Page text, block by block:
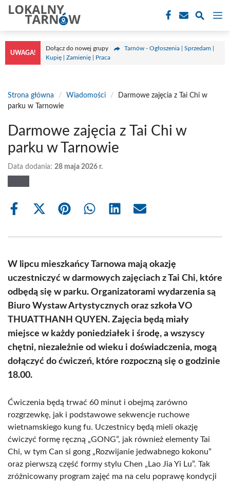
Przejdź
treści
UWAGA!
Dołącz do nowej grupy
Tarnów - Ogłoszenia | Sprzedam |
Kupię | Zamienię | Praca
Strona główna / Wiadomości /
Darmowe zajęcia z Tai Chi w
parku w Tarnowie
Darmowe zajęcia z Tai Chi w
parku w Tarnowie
Data dodania: 28 maja 2026 r.
Share
Share
(Twitter)
Share Share Share Share
W lipcu mieszkańcy Tarnowa mają okazję
uczestniczyć w darmowych zajęciach z Tai Chi, które
odbędą się w parku. Organizatorami wydarzenia są
Biuro Wystaw Artystycznych oraz szkoła VO
THUATTHANH QUYEN. Zajęcia będą miały
miejsce w każdy poniedziałek i środę, a wszyscy
chętni, niezależnie od wieku i doświadczenia, mogą
dołączyć do ćwiczeń, które rozpoczną się o godzinie
18.00.
Ćwiczenia będą trwać 60 minut i obejmą zarówno
rozgrzewkę, jak i podstawowe sekwencje ruchowe
wietnamskiego kung fu. Uczestnicy będą mieli okazję
ćwiczyć formę ręczną „GONG”, jak również elementy Tai
Chi, w tym Can si gong „Rozwijanie jedwabnego kokonu”
oraz pierwszą część formy stylu Chen „Lao Jia Yi Lu”. Tak
zróżnicowany program zajęć ma na celu poprawę kondycji